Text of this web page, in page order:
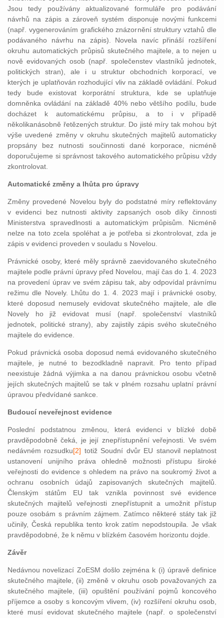
Jsou tedy používány aktualizované formuláře pro podávání
návrhů na zápis a zároveň systém disponuje novými funkcemi
(např. vygenerováním grafického znázornění struktury vztahů dle
podávaného návrhu na zápis). Novela navíc přináší rozšíření
okruhu automatických průpisů skutečného majitele, a to nejen u
nově evidovaných osob (např. společenstev vlastníků jednotek,
politických stran), ale i u struktur obchodních korporací, ve
kterých je uplatňován rozhodující vliv na základě ovládání. Pokud
tedy bude existovat korporátní struktura, kde se uplatňuje
domněnka ovládání na základě 40% nebo většího podílu, bude
docházet k automatickému průpisu, a to i v případě
několikanásobně řetězených struktur. Do jisté míry tak mohou být
výše uvedené změny v okruhu skutečných majitelů automaticky
propsány bez nutnosti součinnosti dané korporace, nicméně
doporučujeme si správnost takového automatického průpisu vždy
zkontrolovat.
Automatické změny a lhůta pro úpravy
Změny provedené Novelou byly do podstatné míry reflektovány
v evidenci bez nutnosti aktivity zapsaných osob díky činnosti
Ministerstva spravedlnosti a automatickým průpisům. Nicméně
nelze na toto zcela spoléhat a je potřeba si zkontrolovat, zda je
zápis v evidenci proveden v souladu s Novelou.
Právnické osoby, které měly správně zaevidovaného skutečného
majitele podle právní úpravy před Novelou, mají čas do 1. 4. 2023
na provedení úprav ve svém zápisu tak, aby odpovídal právnímu
režimu dle Novely. Lhůtu do 1. 4. 2023 mají i právnické osoby,
které doposud nemusely evidovat skutečného majitele, ale dle
Novely ho již evidovat musí (např. společenství vlastníků
jednotek, politické strany), aby zajistily zápis svého skutečného
majitele do evidence.
Pokud právnická osoba doposud nemá evidovaného skutečného
majitele, je nutné to bezodkladně napravit. Pro tento případ
neexistuje žádná výjimka a na danou právnickou osobu včetně
jejích skutečných majitelů se tak v plném rozsahu uplatní právní
úpravou předvídané sankce.
Budoucí neveřejnost evidence
Poslední podstatnou změnou, která evidenci v blízké době
pravděpodobně čeká, je její znepřístupnění veřejnosti. Ve svém
nedávném rozsudku[2] totiž Soudní dvůr EU stanovil neplatnost
ustanovení unijního práva ohledně možnosti přístupu široké
veřejnosti do evidence s ohledem na právo na soukromý život a
ochranu osobních údajů zapisovaných skutečných majitelů.
Členským státům EU tak vznikla povinnost své evidence
skutečných majitelů veřejnosti znepřístupnit a umožnit přístup
pouze osobám s právním zájmem. Zatímco některé státy tak již
učinily, Česká republika tento krok zatím nepodstoupila. Je však
pravděpodobné, že k němu v blízkém časovém horizontu dojde.
Závěr
Nedávnou novelizací ZoESM došlo zejména k (i) úpravě definice
skutečného majitele, (ii) změně v okruhu osob považovaných za
skutečného majitele, (iii) opuštění používání pojmů koncového
příjemce a osoby s koncovým vlivem, (iv) rozšíření okruhu osob,
které musí evidovat skutečného majitele (např. o společenství